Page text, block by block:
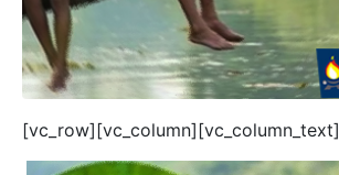
[vc_row][vc_column][vc_column_text]